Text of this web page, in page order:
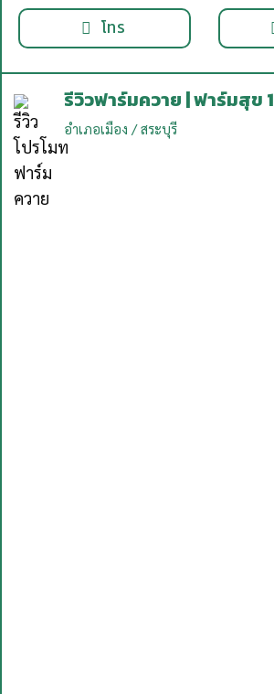
โทร
รีวิวฟาร์มควาย | ฟาร์มสุข 1
อำเภอเมือง / สระบุรี